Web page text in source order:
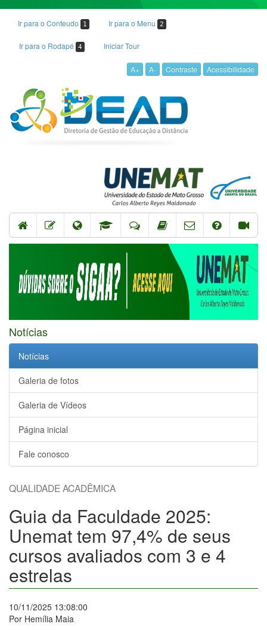
Ir para o Conteudo 1 Ir para o Menu 2
Ir para o Rodapé 4 Iniciar Tour
A+ A- Contraste Acessibilidade
Notícias
Notícias
Galeria de fotos
Galeria de Vídeos
Página inicial
Fale conosco
QUALIDADE ACADÊMICA
Guia da Faculdade 2025:
Unemat tem 97,4% de seus
cursos avaliados com 3 e 4
estrelas
10/11/2025 13:08:00
Por Hemília Maia